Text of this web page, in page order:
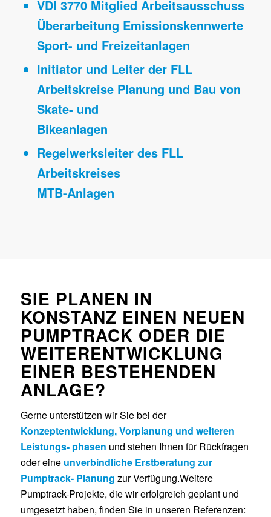
VDI 3770 Mitglied Arbeitsausschuss
Überarbeitung Emissionskennwerte
Sport- und Freizeitanlagen
Initiator und Leiter der FLL
Arbeitskreise Planung und Bau von
Skate- und
Bikeanlagen
Regelwerksleiter des FLL
Arbeitskreises
MTB-Anlagen
SIE PLANEN IN
KONSTANZ EINEN NEUEN
PUMPTRACK ODER DIE
WEITERENTWICKLUNG
EINER BESTEHENDEN
ANLAGE?
Gerne unterstützen wir Sie bei der
Konzeptentwicklung, Vorplanung und weiteren
Leistungs- phasen und stehen Ihnen für Rückfragen
oder eine unverbindliche Erstberatung zur
Pumptrack- Planung zur Verfügung.Weitere
Pumptrack-Projekte, die wir erfolgreich geplant und
umgesetzt haben, finden Sie in unseren Referenzen: